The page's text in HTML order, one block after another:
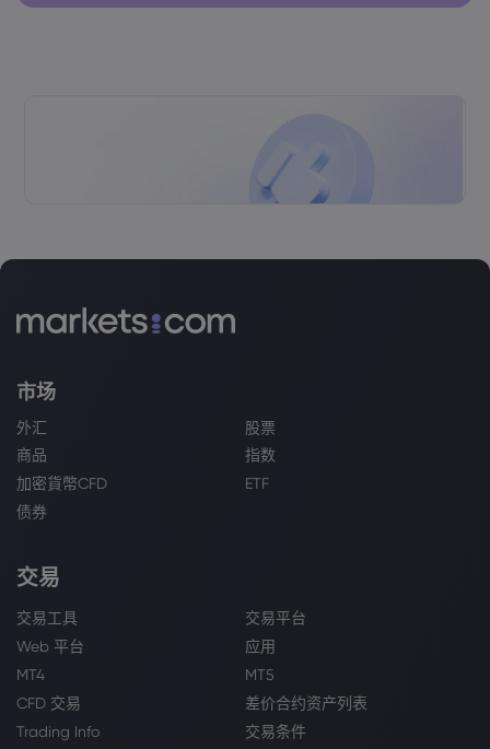
市场
外汇
股票
商品
指数
加密貨幣CFD
ETF
债券
交易
交易工具
交易平台
Web 平台
应用
MT4
MT5
CFD 交易
差价合约资产列表
Trading Info
交易条件